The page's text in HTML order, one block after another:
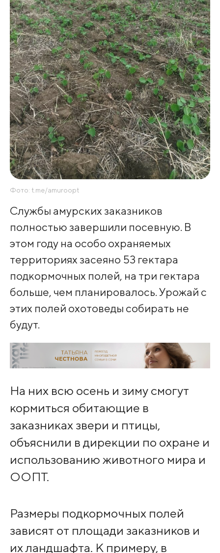
Фото: t.me/amuroopt
Службы амурских заказников
полностью завершили посевную. В
этом году на особо охраняемых
территориях засеяно 53 гектара
подкормочных полей, на три гектара
больше, чем планировалось. Урожай с
этих полей охотоведы собирать не
будут.
На них всю осень и зиму смогут
кормиться обитающие в
заказниках звери и птицы,
объяснили в дирекции по охране и
использованию животного мира и
ООПТ.
Размеры подкормочных полей
зависят от площади заказников и
их ландшафта. К примеру, в